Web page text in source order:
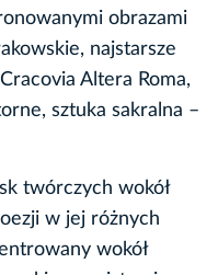
obrazami
najstarsze
Altera Roma,
sztuka sakralna –
twórczych wokół
w jej różnych
wokół